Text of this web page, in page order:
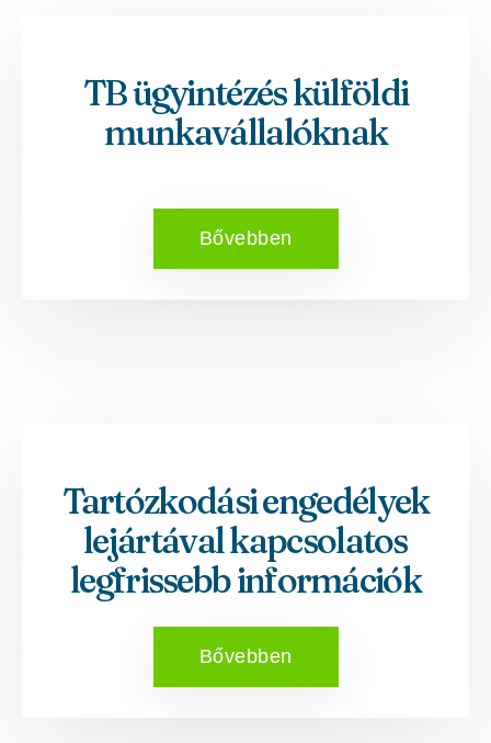
TB ügyintézés külföldi
munkavállalóknak
Bővebben
Tartózkodási engedélyek
lejártával kapcsolatos
legfrissebb információk
Bővebben